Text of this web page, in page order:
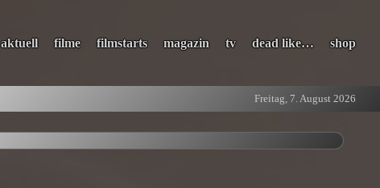
aktuell filme filmstarts magazin tv dead like… shop
Freitag, 7. August 2026